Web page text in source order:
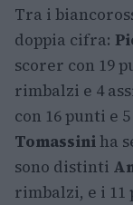
Tra i
doppia cifra:
scorer con 19
rimbalzi e 4
con 16 punti e
Tomassini ha
sono distinti
rimbalzi, e i 11